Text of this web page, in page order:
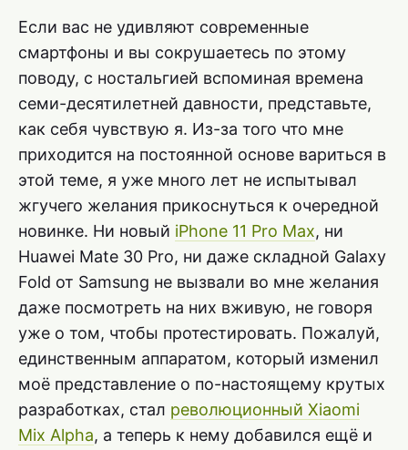
Если вас не удивляют современные
смартфоны и вы сокрушаетесь по этому
поводу, с ностальгией вспоминая времена
семи-десятилетней давности, представьте,
как себя чувствую я. Из-за того что мне
приходится на постоянной основе вариться в
этой теме, я уже много лет не испытывал
жгучего желания прикоснуться к очередной
новинке. Ни новый iPhone 11 Pro Max, ни
Huawei Mate 30 Pro, ни даже складной Galaxy
Fold от Samsung не вызвали во мне желания
даже посмотреть на них вживую, не говоря
уже о том, чтобы протестировать. Пожалуй,
единственным аппаратом, который изменил
моё представление о по-настоящему крутых
разработках, стал революционный Xiaomi
Mix Alpha, а теперь к нему добавился ещё и